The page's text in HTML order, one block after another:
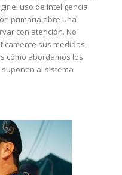
el uso de Inteligencia
primaria abre una
con atención. No
sus medidas,
cómo abordamos los
al sistema